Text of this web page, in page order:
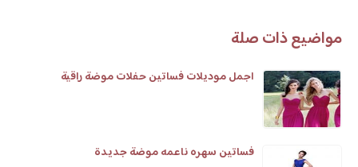
مواضيع ذات صلة
اجمل موديلات فساتين حفلات موضة راقية
فساتين سهره ناعمه موضة جديدة